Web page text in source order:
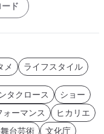
ド
メ ライフスタイル
タクロース
ショー
ォーマンス
ヒカリエ
台芸術
文化庁